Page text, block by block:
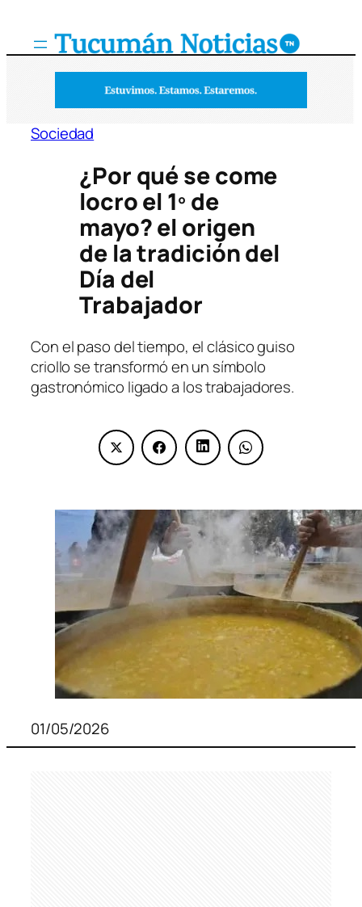
Sociedad
¿Por qué se come
locro el 1º de
mayo? el origen
de la tradición del
Día del
Trabajador
Con el paso del tiempo, el clásico guiso
criollo se transformó en un símbolo
gastronómico ligado a los trabajadores.
01/05/2026